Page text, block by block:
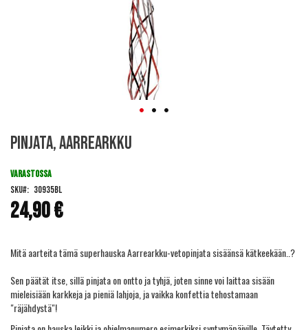
to
beginning
the
images
gallery
Pinjata, Aarrearkku
24,90 €
VARASTOSSA
SKU
30935BL
Mitä aarteita tämä superhauska Aarrearkku-vetopinjata sisäänsä kätkeekään..?
Sen päätät itse, sillä pinjata on ontto ja tyhjä, joten sinne voi laittaa sisään
mieleisiään karkkeja ja pieniä lahjoja, ja vaikka konfettia tehostamaan
"räjähdystä"!